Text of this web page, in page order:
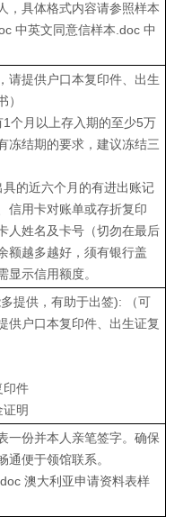
，具体格式内容请参照样本
中英文同意信样本.doc 中
请提供户口本复印件、出生
）
个月以上存入期的至少5万
冻结期的要求，建议冻结三
的近六个月的有进出账记
信用卡对账单或存折复印
人姓名及卡号（切勿在最后
额越多越好，须有银行盖
显示信用额度。
提供，有助于出签): （可
供户口本复印件、出生证复
印件
明
一份并本人亲笔签字。确保
通便于领馆联系。
澳大利亚申请资料表样